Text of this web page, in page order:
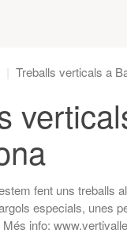
Treballs verticals a
fent uns treballs
especials, unes
info: